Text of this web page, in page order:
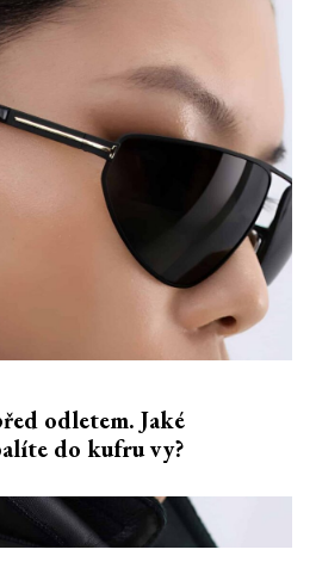
odletem. Jaké
do kufru vy?